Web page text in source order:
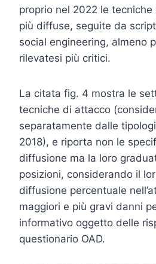
proprio nel 2022 le tecniche
più diffuse, seguite da
social engineering, almeno
rilevatesi più critici.
La citata fig. 4 mostra le
tecniche di attacco
separatamente dalle
2018), e riporta non le
diffusione ma la loro
posizioni, considerando il
diffusione percentuale
maggiori e più gravi danni
informativo oggetto delle
questionario OAD.